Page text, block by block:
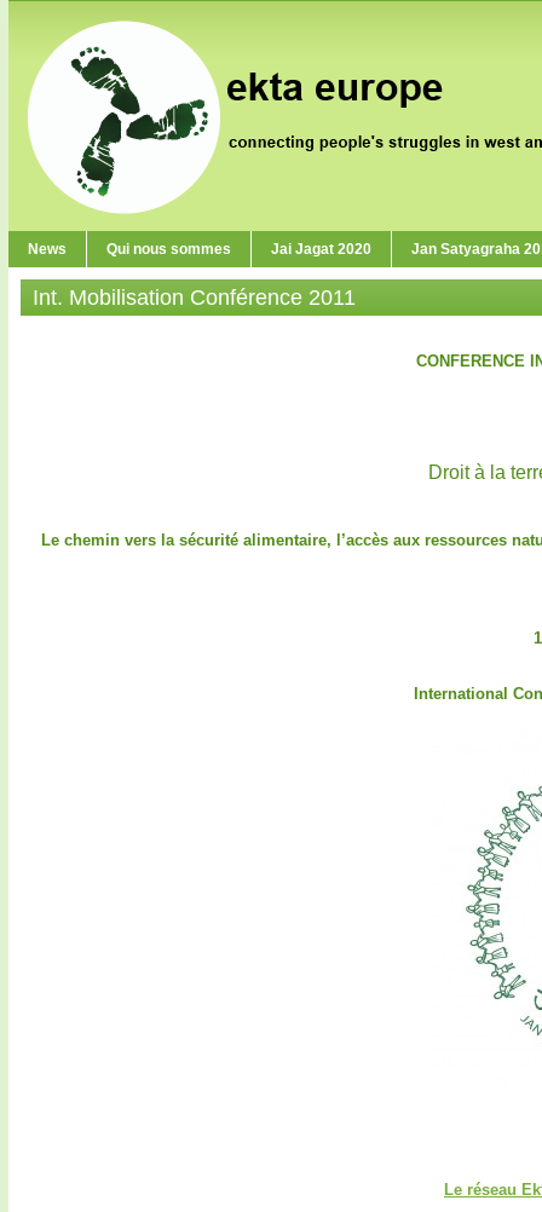
News Qui nous sommes Jai Jagat 2020 Jan Satyagraha
Int. Mobilisation Conférence 2011
CONFERENCE
Droit à la
Le chemin vers la sécurité alimentaire, l’accès aux ressources
International
Le réseau